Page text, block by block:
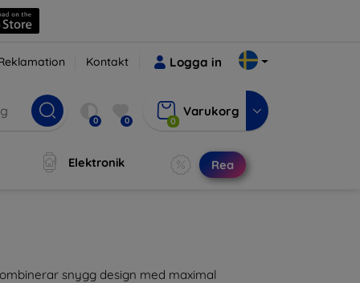
Kontakt Logga in
0 0 0
Varukorg
Elektronik Rea
snygg design med maximal